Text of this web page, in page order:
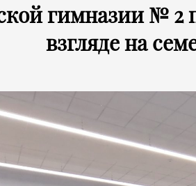
гимназии № 2
взгляде на